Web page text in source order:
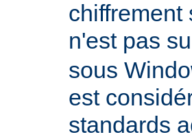
chiffrement
n'est pas
sous
est
standards